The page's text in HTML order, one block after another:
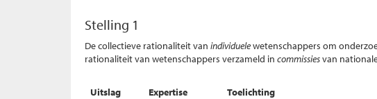
Stelling 1
De collectieve rationaliteit van individuelewetenschappers om
rationaliteit van wetenschappers verzameld in commissiesvan
Uitslag Expertise Toelichting